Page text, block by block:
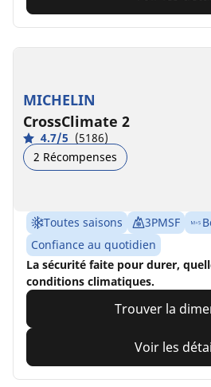
MICHELIN
CrossClimate 2
4.7/5 (5186)
2 Récompenses
Toutes saisons 3PMSF
Confiance au quotidien
La sécurité faite pour durer,
conditions climatiques.
Trouver la
Voir les